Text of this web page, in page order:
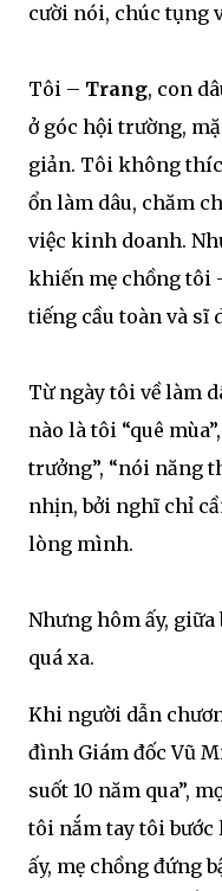
cười nói, chúc tụng
Tôi – Trang, con
ở góc hội trường,
giản. Tôi không
ổn làm dâu, chăm
việc kinh doanh.
khiến mẹ chồng tôi
tiếng cầu toàn và sĩ
Từ ngày tôi về làm
nào là tôi “quê
trưởng”, “nói năng
nhịn, bởi nghĩ chỉ
lòng mình.
Nhưng hôm ấy,
quá xa.
Khi người dẫn
đình Giám đốc Vũ
suốt 10 năm qua”,
tôi nắm tay tôi bước
ấy, mẹ chồng đứng